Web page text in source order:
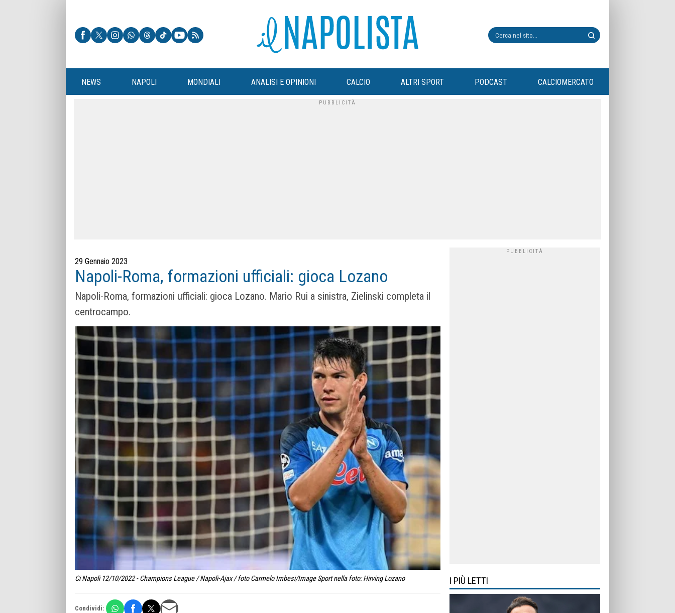
NEWS NAPOLI MONDIALI ANALISI E OPINIONI CALCIO ALTRI SPORT PODCAST CALCIOMERCATO
29 Gennaio 2023
Napoli-Roma, formazioni ufficiali: gioca Lozano
Napoli-Roma, formazioni ufficiali: gioca Lozano. Mario Rui a sinistra, Zielinski completa il
centrocampo.
Ci Napoli 12/10/2022 - Champions League / Napoli-Ajax / foto Carmelo Imbesi/Image Sport nella foto: Hirving Lozano
Condividi:
I PIÙ LETTI